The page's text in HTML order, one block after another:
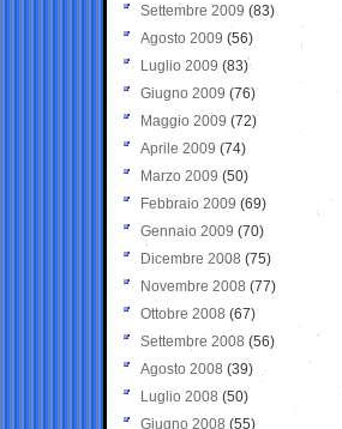
Settembre 2009 (83)
Agosto 2009 (56)
Luglio 2009 (83)
Giugno 2009 (76)
Maggio 2009 (72)
Aprile 2009 (74)
Marzo 2009 (50)
Febbraio 2009 (69)
Gennaio 2009 (70)
Dicembre 2008 (75)
Novembre 2008 (77)
Ottobre 2008 (67)
Settembre 2008 (56)
Agosto 2008 (39)
Luglio 2008 (50)
Giugno 2008 (55)